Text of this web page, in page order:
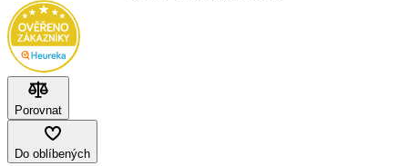
Porovnat
Do oblíbených